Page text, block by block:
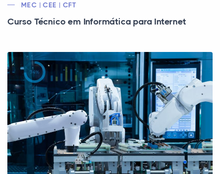
MEC | CEE | CFT
Curso Técnico em Informática para Internet